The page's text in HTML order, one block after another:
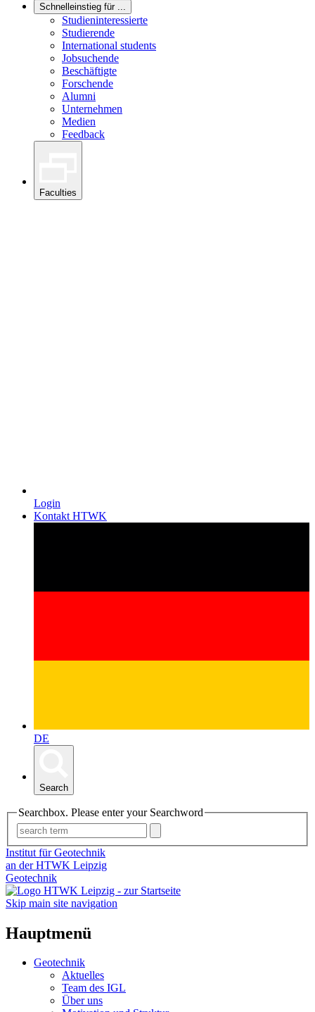
Schnelleinstieg für ...
Studieninteressierte
Studierende
International students
Jobsuchende
Beschäftigte
Forschende
Alumni
Unternehmen
Medien
Feedback
Faculties
Login
Kontakt HTWK
DE
Search
Searchbox. Please enter your Searchword
Institut für Geotechnik
an der HTWK Leipzig
Geotechnik
Skip main site navigation
Hauptmenü
Geotechnik
Aktuelles
Team des IGL
Über uns